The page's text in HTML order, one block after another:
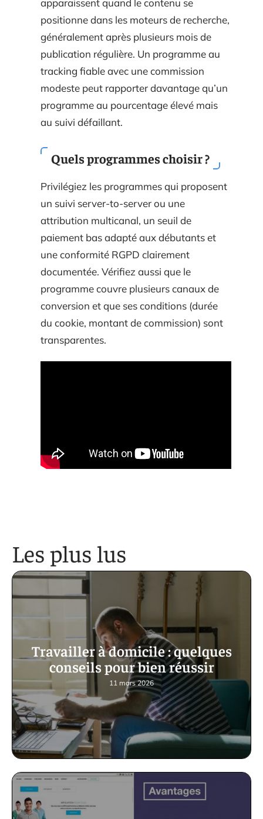
apparaissent quand le contenu se
positionne dans les moteurs de recherche,
généralement après plusieurs mois de
publication régulière. Un programme au
tracking fiable avec une commission
modeste peut rapporter davantage qu’un
programme au pourcentage élevé mais
au suivi défaillant.
Quels programmes choisir ?
Privilégiez les programmes qui proposent
un suivi server-to-server ou une
attribution multicanal, un seuil de
paiement bas adapté aux débutants et
une conformité RGPD clairement
documentée. Vérifiez aussi que le
programme couvre plusieurs canaux de
conversion et que ses conditions (durée
du cookie, montant de commission) sont
transparentes.
Les plus lus
Travailler à domicile : quelques
conseils pour bien réussir
11 mars 2026